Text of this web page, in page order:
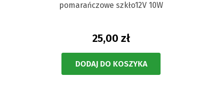
pomarańczowe szkło12V 10W
25,00 zł
DODAJ DO KOSZYKA